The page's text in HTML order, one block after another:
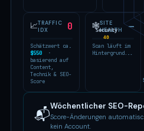
📈TRAFFIC
IDX
0
Schätzwert ca.
$550 ·
basierend auf
Content,
Technik & SEO-
Score
🕸SITE
HEALTH
—
Scan läuft im
Hintergrund...
Security
40
📬Wöchentlicher SEO-
Score-Änderungen
kein Account.